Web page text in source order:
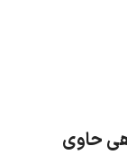
برگی گیاهی حاوی